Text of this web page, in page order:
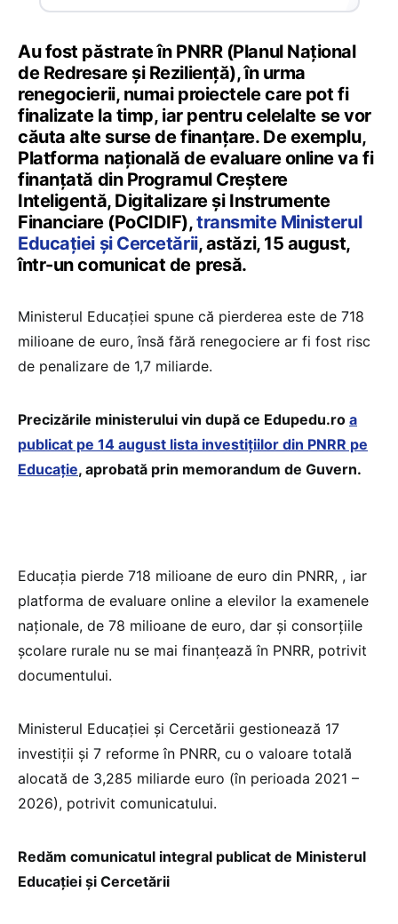
Au fost păstrate în PNRR (Planul Național
de Redresare și Reziliență), în urma
renegocierii, numai proiectele care pot fi
finalizate la timp, iar pentru celelalte se vor
căuta alte surse de finanțare. De exemplu,
Platforma națională de evaluare online va fi
finanțată din Programul Creștere
Inteligentă, Digitalizare și Instrumente
Financiare (PoCIDIF),transmite Ministerul
Educației și Cercetării, astăzi, 15 august,
într-un comunicat de presă.
Ministerul Educației spune că pierderea este de 718
milioane de euro, însă fără renegociere ar fi fost risc
de penalizare de 1,7 miliarde.
Precizările ministerului vin după ce Edupedu.ro a
publicat pe 14 august lista investițiilor din PNRR pe
Educație, aprobată prin memorandum de Guvern.
Educația pierde 718 milioane de euro din PNRR, , iar
platforma de evaluare online a elevilor la examenele
naționale, de 78 milioane de euro, dar și consorțiile
școlare rurale nu se mai finanțează în PNRR, potrivit
documentului.
Ministerul Educației și Cercetării gestionează 17
investiții și 7 reforme în PNRR, cu o valoare totală
alocată de 3,285 miliarde euro (în perioada 2021 –
2026), potrivit comunicatului.
Redăm comunicatul integral publicat de Ministerul
Educației și Cercetării